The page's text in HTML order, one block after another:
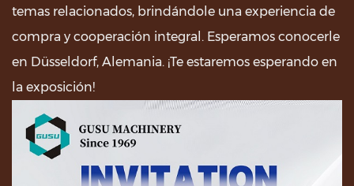
temas relacionados, brindándole una experiencia de
compra y cooperación integral. Esperamos conocerle
en Düsseldorf, Alemania. ¡Te estaremos esperando en
la exposición!